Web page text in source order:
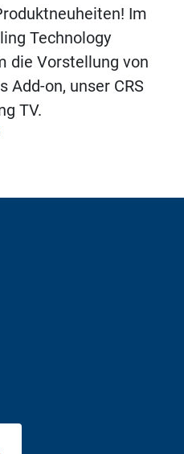
Im
Technology
die Vorstellung von
Add-on, unser CRS
TV.